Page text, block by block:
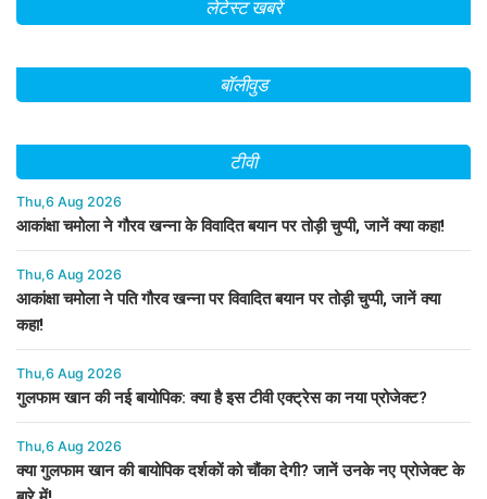
लेटेस्ट खबरें
बॉलीवुड
टीवी
Thu,6 Aug 2026
आकांक्षा चमोला ने गौरव खन्ना के विवादित बयान पर तोड़ी चुप्पी, जानें क्या कहा!
Thu,6 Aug 2026
आकांक्षा चमोला ने पति गौरव खन्ना पर विवादित बयान पर तोड़ी चुप्पी, जानें क्या
कहा!
Thu,6 Aug 2026
गुलफाम खान की नई बायोपिक: क्या है इस टीवी एक्ट्रेस का नया प्रोजेक्ट?
Thu,6 Aug 2026
क्या गुलफाम खान की बायोपिक दर्शकों को चौंका देगी? जानें उनके नए प्रोजेक्ट के